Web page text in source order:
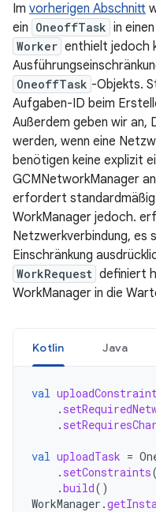
Im vorherigen Abschnitt
ein OneoffTask in
Worker enthielt jedoch
OneoffTask -Objekts.
Aufgaben-ID beim
Außerdem geben wir
werden, wenn eine
benötigen keine explizit
GCMNetworkManager
erfordert standardmäßig
WorkManager jedoch.
Netzwerkverbindung, es
Einschränkung
WorkRequest definiert
WorkManager in die
Kotlin Java
val
.
.
val uploadTask =
. setConstraints(
.build()
WorkManager .